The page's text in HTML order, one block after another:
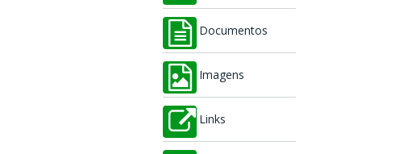
Documentos
Imagens
Links